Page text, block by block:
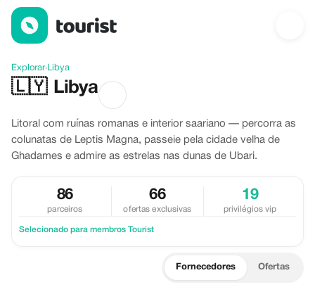
Descubra Libya
Explorar›Libya
🇱🇾 Libya
Litoral com ruínas romanas e interior saariano — percorra as
colunatas de Leptis Magna, passeie pela cidade velha de
Ghadames e admire as estrelas nas dunas de Ubari.
86
parceiros
66
ofertas exclusivas
19
privilégios vip
Selecionado para membros Tourist
Fornecedores Ofertas